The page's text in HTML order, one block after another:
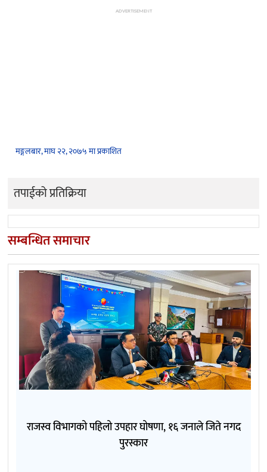
ADVERTISEMENT
मङ्गलबार, माघ २२, २०७५ मा प्रकाशित
तपाईको प्रतिक्रिया
सम्बन्धित समाचार
राजस्व विभागको पहिलो उपहार घोषणा, १६ जनाले जिते नगद
पुरस्कार